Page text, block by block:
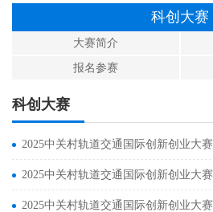
科创大赛
大赛简介
报名参赛
科创大赛
2025中关村轨道交通国际创新创业大赛获奖
2025中关村轨道交通国际创新创业大赛北京赛区选拔
2025中关村轨道交通国际创新创业大赛总决赛